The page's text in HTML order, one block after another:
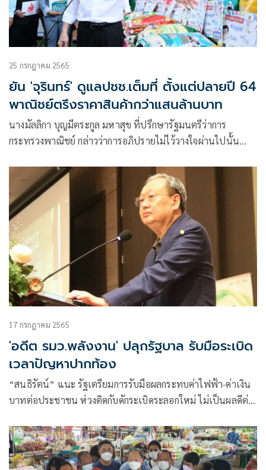
25 กรกฎาคม 2565
ยัน 'จุรินทร์' ดูแลปชช.เต็มที่ ตั้งแต่ปลายปี 64
พาณิชย์ตรึงราคาสินค้ากว่าแสนล้านบาท
นางมัลลิกา บุญมีตระกูล มหาสุข ที่ปรึกษารัฐมนตรีว่าการ
กระทรวงพาณิชย์ กล่าวว่าการอภิปรายไม่ไว้วางใจผ่านไปนั้น
นายจุรินทร์ ลักษณวิศิษฏ์ หัวหน้าพรรค
17 กรกฎาคม 2565
'อดีต รมว.พลังงาน' ปลุกรัฐบาล รับมือระเบิด
เวลาปัญหาปากท้อง
“สนธิรัตน์” แนะ รัฐเตรียมการรับมือผลกระทบค่าไฟฟ้า-ค่าเงิน
บาทต่อประชาชน ห่วงติดกับดักระเบิดระลอกใหม่ ไม่เป็นผลดีต่อ